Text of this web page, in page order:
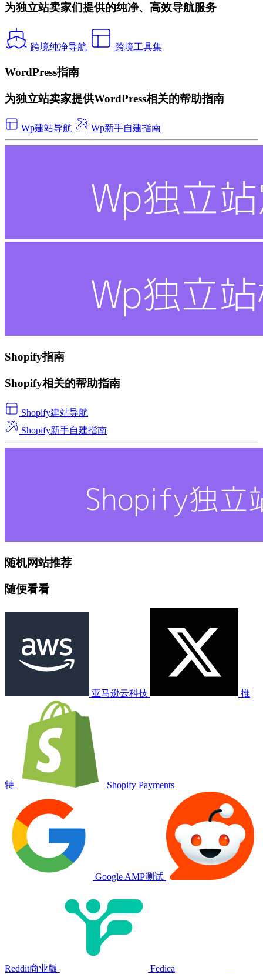
为独立站卖家们提供的纯净、高效导航服务
跨境纯净导航 跨境工具集
WordPress指南
为独立站卖家提供WordPress相关的帮助指南
Wp建站导航 Wp新手自建指南
Shopify指南
Shopify相关的帮助指南
Shopify建站导航
Shopify新手自建指南
随机网站推荐
随便看看
亚马逊云科技 推
特 Shopify Payments
Google AMP测试
Reddit商业版 Fedica